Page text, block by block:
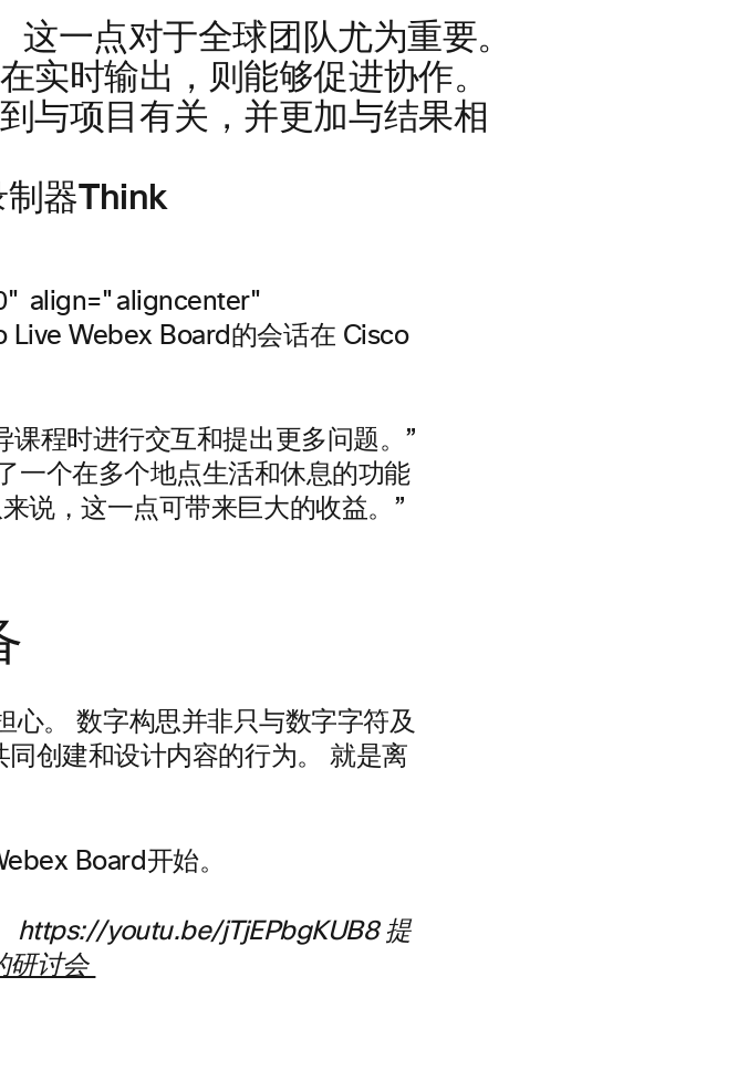
这一点对于全球团队尤为重要。
实时输出，则能够促进协作。
与项目有关，并更加与结果相
器Think
align="aligncenter"
Live Webex Board的会话在 Cisco
课程时进行交互和提出更多问题。”
一个在多个地点生活和休息的功能
说，这一点可带来巨大的收益。”
心。 数字构思并非只与数字字符及
创建和设计内容的行为。 就是离
Board开始。
https://youtu.be/jTjEPbgKUB8 提
研讨会